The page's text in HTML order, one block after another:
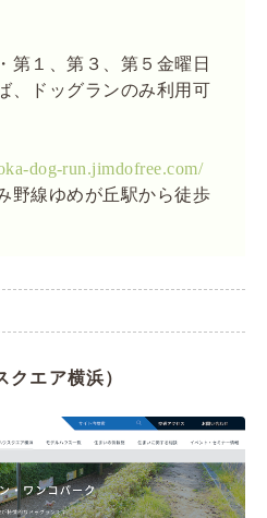
第１、第３、第５金曜日
、ドッグランのみ利用可
dog-run.jimdofree.com/
野線ゆめが丘駅から徒歩
クエア横浜）